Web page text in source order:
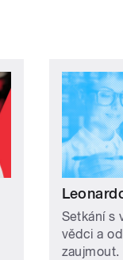
Setkání s
vědci a
zaujmout.